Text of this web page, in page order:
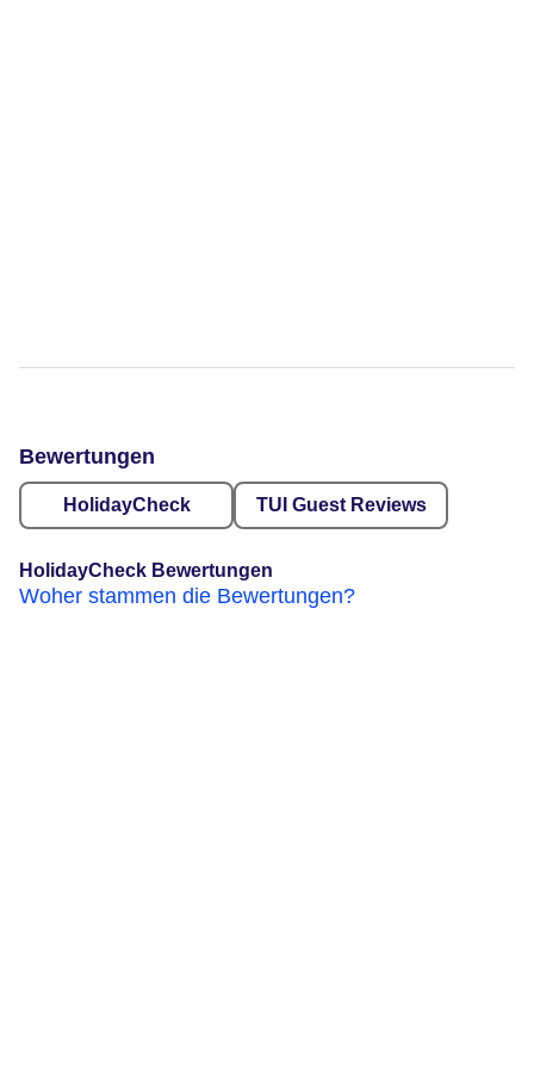
Bewertungen
HolidayCheck TUI Guest Reviews
HolidayCheck Bewertungen
Woher stammen die Bewertungen?